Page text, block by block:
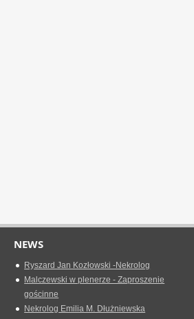
NEWS
Ryszard Jan Kozłowski -Nekrolog
Malczewski w plenerze - Zaproszenie
gościnne
Nekrolog Emilia M. Dłużniewska